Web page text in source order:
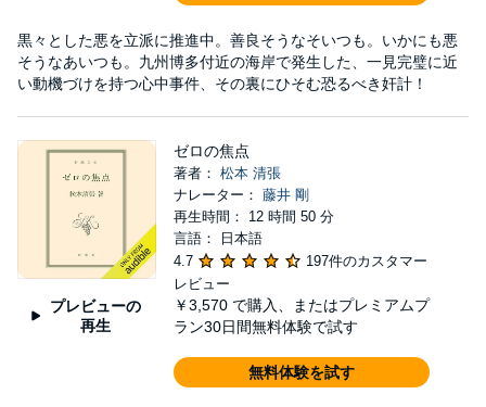
黒々とした悪を立派に推進中。善良そうなそいつも。いかにも悪
そうなあいつも。九州博多付近の海岸で発生した、一見完璧に近
い動機づけを持つ心中事件、その裏にひそむ恐るべき奸計！
プレビューの
再生
ゼロの焦点
著者： 松本 清張
ナレーター： 藤井 剛
再生時間： 12 時間 50 分
言語： 日本語
4.7
197件のカスタマー
レビュー
￥3,570 で購入、またはプレミアムプ
ラン30日間無料体験で試す
無料体験を試す